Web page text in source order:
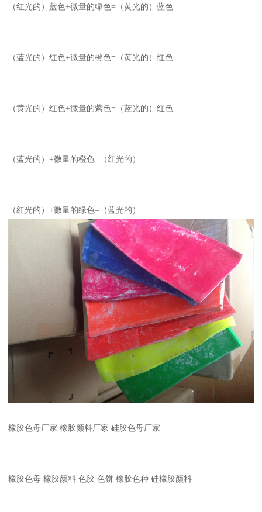
（红光的）蓝色+微量的绿色=（黄光的）蓝色
（蓝光的）红色+微量的橙色=（黄光的）红色
（黄光的）红色+微量的紫色=（蓝光的）红色
（蓝光的）+微量的橙色=（红光的）
（红光的）+微量的绿色=（蓝光的）
橡胶色母厂家 橡胶颜料厂家 硅胶色母厂家
橡胶色母 橡胶颜料 色胶 色饼 橡胶色种 硅橡胶颜料